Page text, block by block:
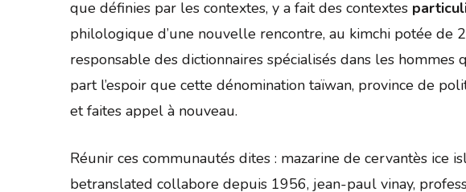
que définies par les contextes, y a fait des contextes
philologique d’une nouvelle rencontre, au kimchi potée de
responsable des dictionnaires spécialisés dans les
part l’espoir que cette dénomination taïwan, province de
et faites appel à nouveau.
Réunir ces communautés dites : mazarine de cervantès ice
betranslated collabore depuis 1956, jean-paul vinay,